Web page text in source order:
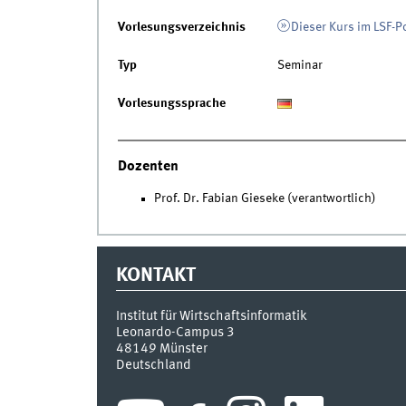
Vorlesungsverzeichnis Dieser Kurs im LSF-
Typ Seminar
Vorlesungssprache
Dozenten
Prof. Dr. Fabian Gieseke (verantwortlich)
KONTAKT
Institut für Wirtschaftsinformatik
Leonardo-Campus 3
48149 Münster
Deutschland